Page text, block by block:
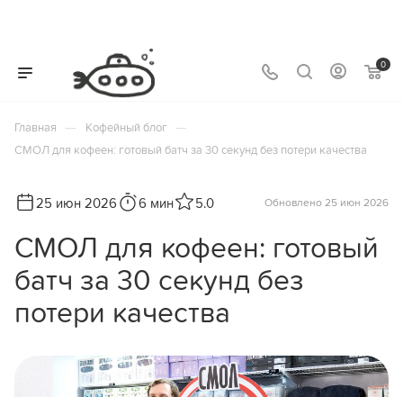
0
Главная — Кофейный блог —
СМОЛ для кофеен: готовый батч за 30 секунд без потери качества
25 июн 2026 6 мин 5.0 Обновлено 25 июн 2026
СМОЛ для кофеен: готовый
батч за 30 секунд без
потери качества